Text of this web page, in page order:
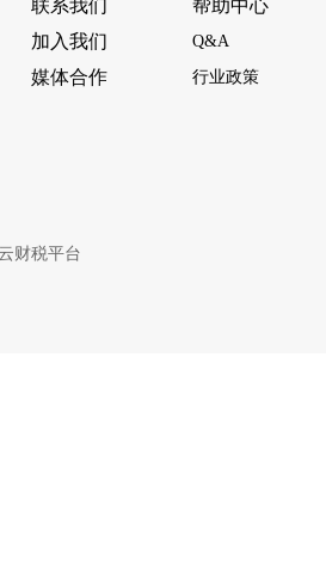
联系我们
加入我们
媒体合作
帮助中心
Q&A
行业政策
财税平台